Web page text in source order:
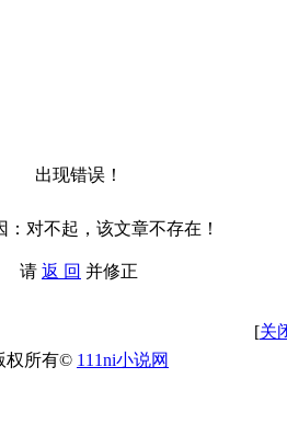
出现错误！
：对不起，该文章不存在！
请 返 回 并修正
[关
权所有© 111ni小说网